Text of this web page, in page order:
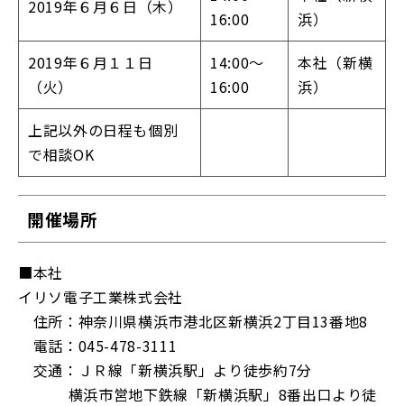
2019年６月６日（木）
16:00
浜）
2019年６月１１日
（火）
14:00～
16:00
本社（新横
浜）
上記以外の日程も個別
で相談OK
開催場所
■本社
イリソ電子工業株式会社
住所：神奈川県横浜市港北区新横浜2丁目13番地8
電話：045-478-3111
交通：ＪＲ線「新横浜駅」より徒歩約7分
横浜市営地下鉄線「新横浜駅」8番出口より徒